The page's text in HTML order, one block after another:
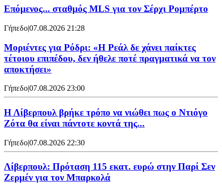
Επόμενος... σταθμός MLS για τον Σέρχι Ρομπέρτο
Γήπεδο|07.08.2026 21:28
Μοριέντες για Ρόδρι: «Η Ρεάλ δε χάνει παίκτες
τέτοιου επιπέδου, δεν ήθελε ποτέ πραγματικά να τον
αποκτήσει»
Γήπεδο|07.08.2026 23:00
Η Λίβερπουλ βρήκε τρόπο να νιώθει πως ο Ντιόγο
Ζότα θα είναι πάντοτε κοντά της...
Γήπεδο|07.08.2026 22:30
Λίβερπουλ: Πρόταση 115 εκατ. ευρώ στην Παρί Σεν
Ζερμέν για τον Μπαρκολά